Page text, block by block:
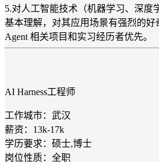
5.对人工智能技术（机器学习、深度
基本理解，对其应用场景有强烈的
Agent 相关项目和实习经历者优先。
AI Harness工程师
工作城市：武汉
薪资：13k-17k
学历要求：硕士,博士
岗位性质：全职